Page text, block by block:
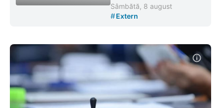
Sâmbătă, 8 august
#Extern